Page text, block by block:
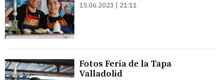
15.06.2023 | 21:11
Fotos Feria de la Tapa
Valladolid